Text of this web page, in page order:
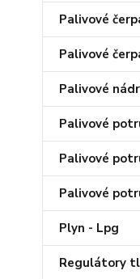
Palivové
Palivové
Palivové
Palivové
Palivové
Palivové
Plyn - Lpg
Regulátory